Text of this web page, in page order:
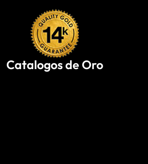
Catalogos de Oro